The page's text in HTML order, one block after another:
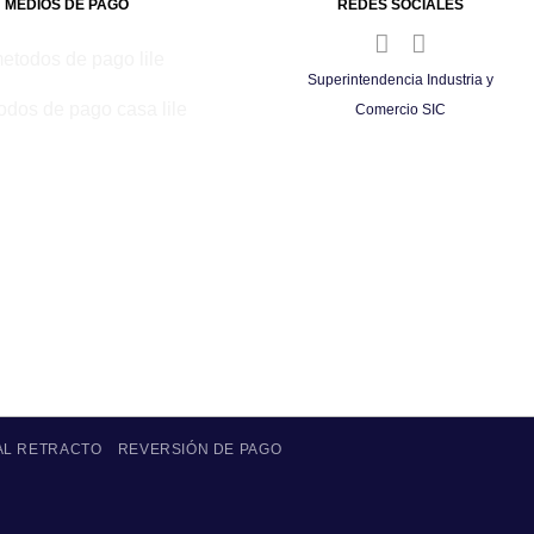
MEDIOS DE PAGO REDES SOCIALES
Superintendencia Industria y
Comercio SIC
RETRACTO REVERSIÓN DE PAGO